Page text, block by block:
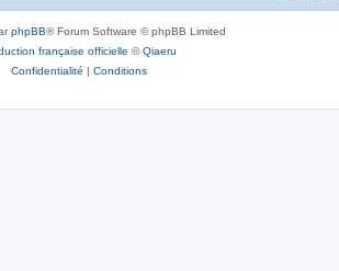
phpBB® Forum Software © phpBB Limited
française officielle ©Qiaeru
Confidentialité | Conditions